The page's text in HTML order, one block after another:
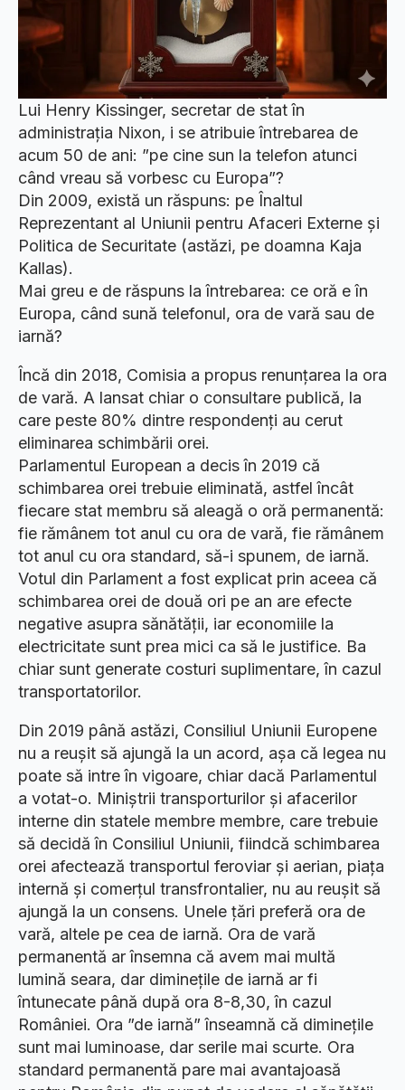
Lui Henry Kissinger, secretar de stat în
administrația Nixon, i se atribuie întrebarea de
acum 50 de ani: ”pe cine sun la telefon atunci
când vreau să vorbesc cu Europa”?
Din 2009, există un răspuns: pe Înaltul
Reprezentant al Uniunii pentru Afaceri Externe și
Politica de Securitate (astăzi, pe doamna Kaja
Kallas).
Mai greu e de răspuns la întrebarea: ce oră e în
Europa, când sună telefonul, ora de vară sau de
iarnă?
Încă din 2018, Comisia a propus renunțarea la ora
de vară. A lansat chiar o consultare publică, la
care peste 80% dintre respondenți au cerut
eliminarea schimbării orei.
Parlamentul European a decis în 2019 că
schimbarea orei trebuie eliminată, astfel încât
fiecare stat membru să aleagă o oră permanentă:
fie rămânem tot anul cu ora de vară, fie rămânem
tot anul cu ora standard, să-i spunem, de iarnă.
Votul din Parlament a fost explicat prin aceea că
schimbarea orei de două ori pe an are efecte
negative asupra sănătății, iar economiile la
electricitate sunt prea mici ca să le justifice. Ba
chiar sunt generate costuri suplimentare, în cazul
transportatorilor.
Din 2019 până astăzi, Consiliul Uniunii Europene
nu a reușit să ajungă la un acord, așa că legea nu
poate să intre în vigoare, chiar dacă Parlamentul
a votat-o. Miniștrii transporturilor și afacerilor
interne din statele membre membre, care trebuie
să decidă în Consiliul Uniunii, fiindcă schimbarea
orei afectează transportul feroviar și aerian, piața
internă și comerțul transfrontalier, nu au reușit să
ajungă la un consens. Unele țări preferă ora de
vară, altele pe cea de iarnă. Ora de vară
permanentă ar însemna că avem mai multă
lumină seara, dar diminețile de iarnă ar fi
întunecate până după ora 8-8,30, în cazul
României. Ora ”de iarnă” înseamnă că diminețile
sunt mai luminoase, dar serile mai scurte. Ora
standard permanentă pare mai avantajoasă